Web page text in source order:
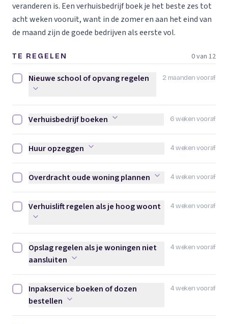
veranderen is. Een verhuisbedrijf boek je het beste zes tot
acht weken vooruit, want in de zomer en aan het eind van
de maand zijn de goede bedrijven als eerste vol.
TE REGELEN 0 van 12
2 maanden vooraf
Nieuwe school of opvang regelen afvinken
Nieuwe school of opvang regelen
6 weken vooraf
Verhuisbedrijf boeken afvinken
Verhuisbedrijf boeken
4 weken vooraf
Huur opzeggen afvinken
Huur opzeggen
4 weken vooraf
Overdracht oude woning plannen afvinken
Overdracht oude woning plannen
4 weken vooraf
Verhuislift regelen als je hoog woont afvinken
Verhuislift regelen als je hoog woont
4 weken vooraf
Opslag regelen als je woningen niet aansluiten afvinken
Opslag regelen als je woningen niet
aansluiten
4 weken vooraf
Inpakservice boeken of dozen bestellen afvinken
Inpakservice boeken of dozen
bestellen